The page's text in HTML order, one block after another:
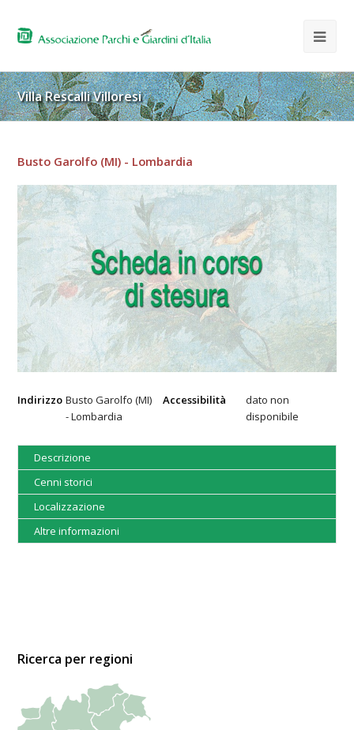
Villa Rescalli Villoresi
Busto Garolfo (MI) - Lombardia
Indirizzo Busto Garolfo (MI)
- Lombardia
Accessibilità
dato non
disponibile
Descrizione
Cenni storici
Localizzazione
Altre informazioni
Ricerca per regioni